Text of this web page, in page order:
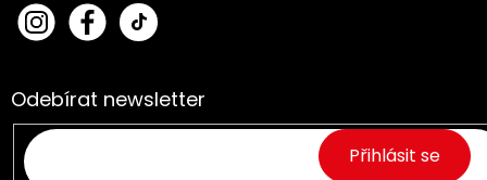
bert
oo_
Fac
ebo
Odebírat newsletter
Přihlásit se